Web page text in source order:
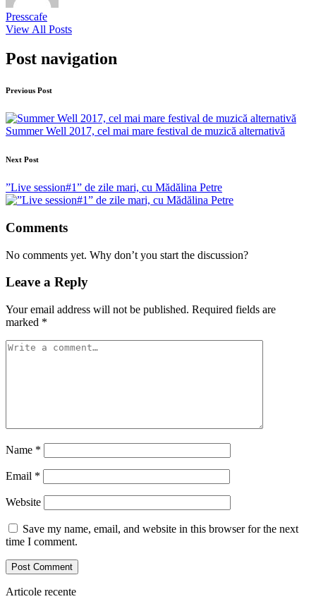
Presscafe
View All Posts
Post navigation
Previous Post
Summer Well 2017, cel mai mare festival de muzică alternativă
Next Post
”Live session#1” de zile mari, cu Mădălina Petre
Comments
No comments yet. Why don’t you start the discussion?
Leave a Reply
Your email address will not be published. Required fields are
marked *
Name *
Email *
Website
Save my name, email, and website in this browser for the next
time I comment.
Articole recente